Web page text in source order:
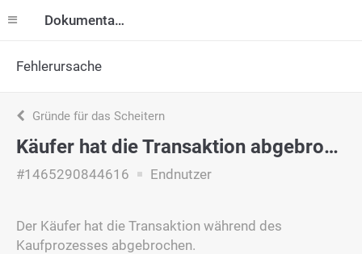
Dokumentation
Fehlerursache
Gründe für das Scheitern
Käufer hat die Transaktion abgebrochen
#1465290844616 Endnutzer
Der Käufer hat die Transaktion während des
Kaufprozesses abgebrochen.